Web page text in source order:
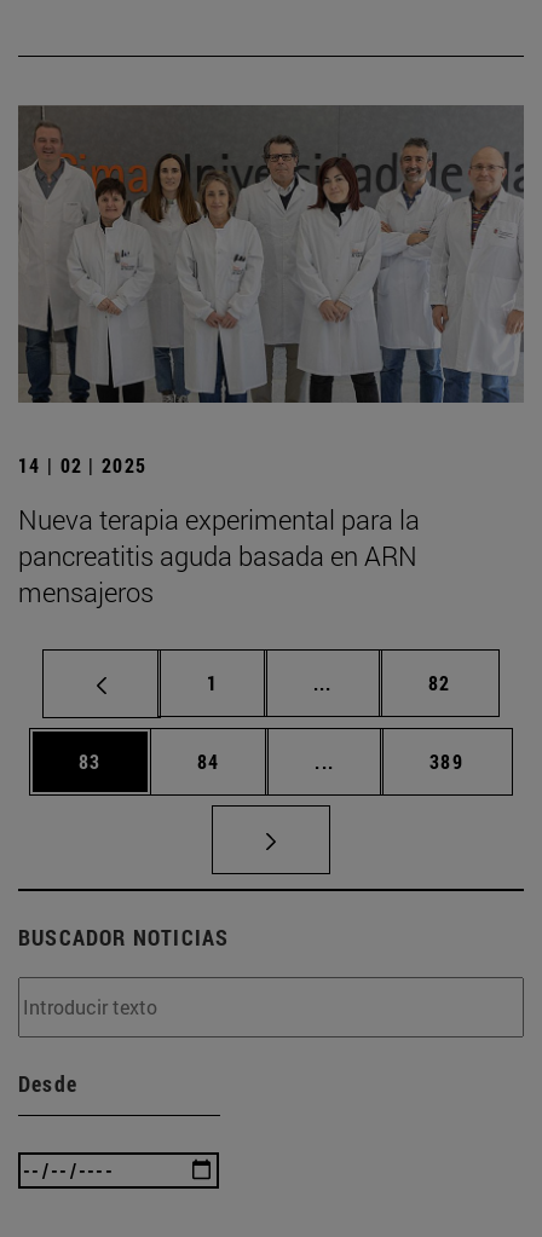
14 | 02 | 2025
Nueva terapia experimental para la
pancreatitis aguda basada en ARN
mensajeros
Página
1 ... Páginas intermedias
Página
82
Página
83 Página
84 ... Páginas intermedias
Página
389
BUSCADOR NOTICIAS
Desde